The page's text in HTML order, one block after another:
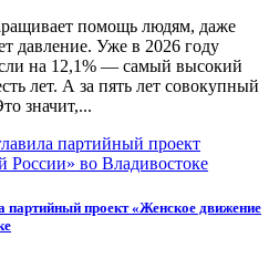
помощь людям, даже
давление. Уже в 2026 году
на 12,1% — самый высокий
лет. А за пять лет совокупный
значит,...
партийный проект «Женское движение